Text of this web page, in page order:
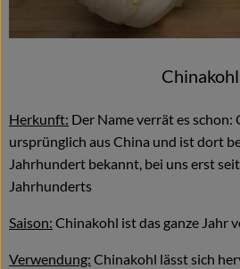
Chinakohl
Herkunft: Der Name verrät es
ursprünglich aus China und ist dort
Jahrhundert bekannt, bei uns erst
Jahrhunderts
Saison: Chinakohl ist das ganze Jahr
Verwendung: Chinakohl lässt sich